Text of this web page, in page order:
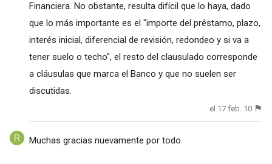
Financiera. No obstante, resulta difícil que lo haya, dado
que lo más importante es el "importe del préstamo, plazo,
interés inicial, diferencial de revisión, redondeo y si va a
tener suelo o techo", el resto del clausulado corresponde
a cláusulas que marca el Banco y que no suelen ser
discutidas.
el 17 feb. 10
Muchas gracias nuevamente por todo.